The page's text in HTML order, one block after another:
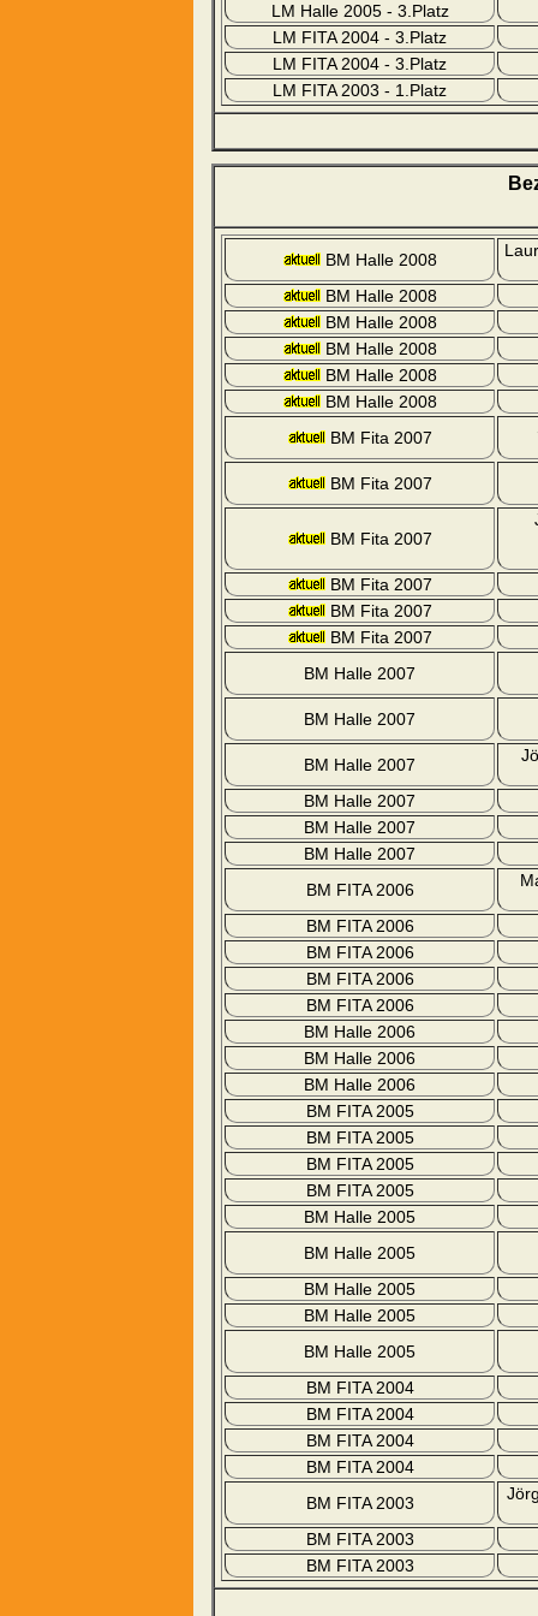
LM Halle 2005 - 3.Platz
LM FITA 2004 - 3.Platz
LM FITA 2004 - 3.Platz
LM FITA 2003 - 1.Platz
BM Halle 2008
BM Halle 2008
BM Halle 2008
BM Halle 2008
BM Halle 2008
BM Halle 2008
BM Fita 2007
BM Fita 2007
BM Fita 2007
BM Fita 2007
BM Fita 2007
BM Fita 2007
BM Halle 2007
BM Halle 2007
BM Halle 2007
BM Halle 2007
BM Halle 2007
BM Halle 2007
BM FITA 2006
BM FITA 2006
BM FITA 2006
BM FITA 2006
BM FITA 2006
BM Halle 2006
BM Halle 2006
BM Halle 2006
BM FITA 2005
BM FITA 2005
BM FITA 2005
BM FITA 2005
BM Halle 2005
BM Halle 2005
BM Halle 2005
BM Halle 2005
BM Halle 2005
BM FITA 2004
BM FITA 2004
BM FITA 2004
BM FITA 2004
BM FITA 2003
BM FITA 2003
BM FITA 2003